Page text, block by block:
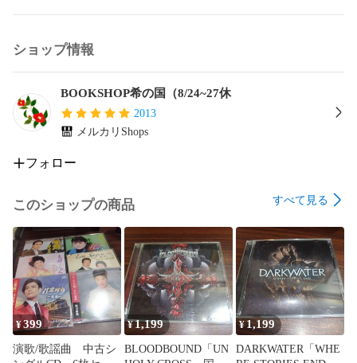
ショップ情報
BOOKSHOP希の国（8/24~27休
2013
メルカリShops
フォロー
このショップの商品 すべて見る
¥399
演歌/歌謡曲 中古シ
¥1,199
BLOODBOUND「UN
¥1,199
DARKWATER「WHE